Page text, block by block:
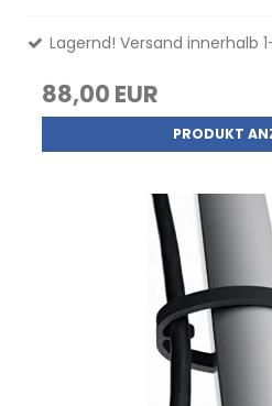
Lagernd! Versand innerhalb
88,00 EUR
PRODUKT